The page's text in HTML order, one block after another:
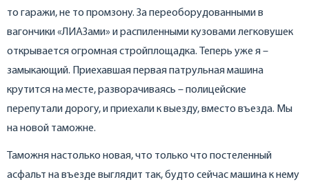
то гаражи, не то промзону. За переоборудованными в
вагончики «ЛИАЗами» и распиленными кузовами легковушек
открывается огромная стройплощадка. Теперь уже я –
замыкающий. Приехавшая первая патрульная машина
крутится на месте, разворачиваясь – полицейские
перепутали дорогу, и приехали к выезду, вместо въезда. Мы
на новой таможне.
Таможня настолько новая, что только что постеленный
асфальт на въезде выглядит так, будто сейчас машина к нему